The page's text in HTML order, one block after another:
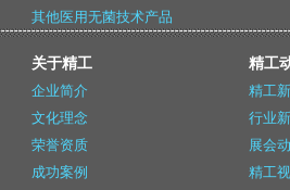
其他医用无菌技术产品
关于精工
企业简介
文化理念
荣誉资质
成功案例
精工
精工
行业
展会
精工